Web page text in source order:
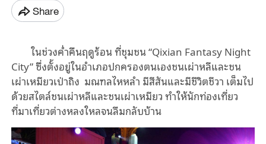
Share
ในช่วงค่ำคืนฤดูร้อน ที่ชุมชน “Qixian Fantasy Night
City” ซึ่งตั้งอยู่ในอำเภอปกครองตนเองชนเผ่าหลีและชน
เผ่าเหมียวเป่าถิง มณฑลไหหลํา มีสีสันและมีชีวิตชีวา เต็มไป
ด้วยสไตล์ชนเผ่าหลีและชนเผ่าเหมียว ทําให้นักท่องเที่ยว
ที่มาเที่ยวต่างหลงใหลจนลืมกลับบ้าน